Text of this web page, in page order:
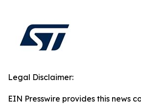
Legal Disclaimer:
EIN Presswire provides this news